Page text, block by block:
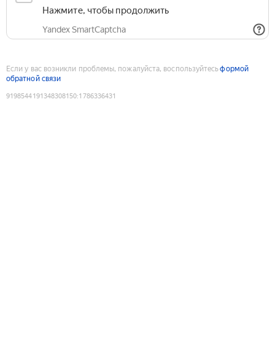
Нажмите, чтобы продолжить
Yandex SmartCaptcha
Если у вас возникли проблемы, пожалуйста, воспользуйтесьформой
обратной связи
9198544191348308150:1786336431